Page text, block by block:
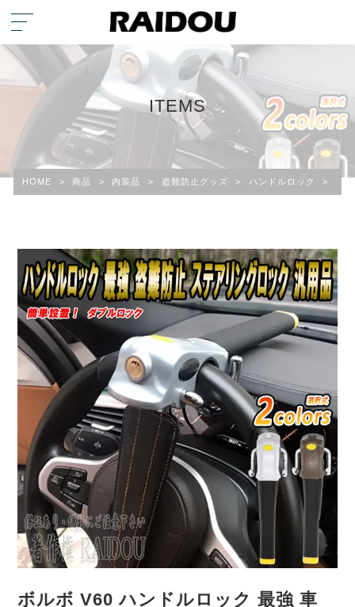
ITEMS
HOME > 商品 > 内装品 > 盗難防止グッズ > ハンドルロック >
ボルボ V60 ハンドルロック 最強 車